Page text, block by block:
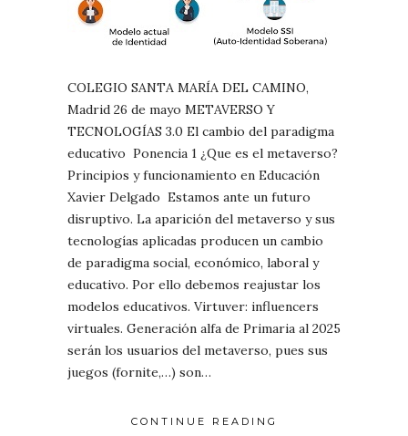
COLEGIO SANTA MARÍA DEL CAMINO,
Madrid 26 de mayo METAVERSO Y
TECNOLOGÍAS 3.0 El cambio del paradigma
educativo Ponencia 1 ¿Que es el metaverso?
Principios y funcionamiento en Educación
Xavier Delgado Estamos ante un futuro
disruptivo. La aparición del metaverso y sus
tecnologías aplicadas producen un cambio
de paradigma social, económico, laboral y
educativo. Por ello debemos reajustar los
modelos educativos. Virtuver: influencers
virtuales. Generación alfa de Primaria al 2025
serán los usuarios del metaverso, pues sus
juegos (fornite,…) son…
CONTINUE READING